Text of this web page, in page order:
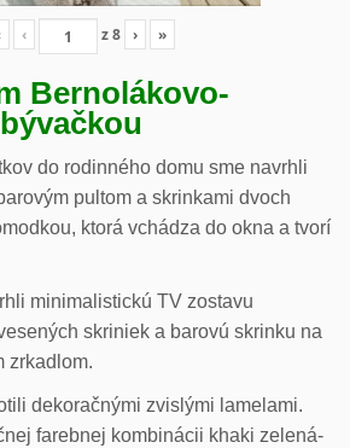
‹ z8 › »
Bernolákovo-
do rodinného domu sme navrhli
pultom a skrinkami dvoch
ktorá vchádza do okna a tvorí
minimalistickú TV zostavu
skriniek a barovú skrinku na
zrkadlom.
dekoračnými zvislými lamelami.
farebnej kombinácii khaki zelená-